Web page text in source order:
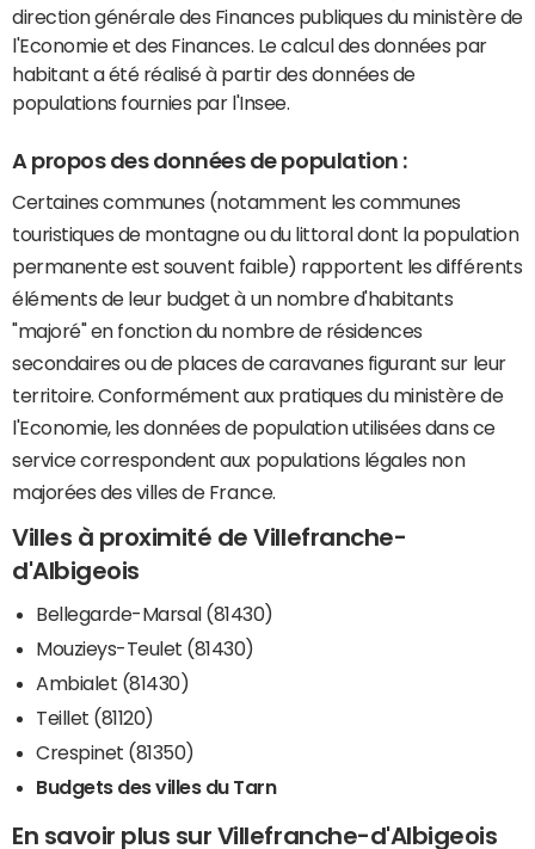
direction générale des Finances publiques du ministère de
l'Economie et des Finances. Le calcul des données par
habitant a été réalisé à partir des données de
populations fournies par l'Insee.
A propos des données de population :
Certaines communes (notamment les communes
touristiques de montagne ou du littoral dont la population
permanente est souvent faible) rapportent les différents
éléments de leur budget à un nombre d'habitants
"majoré" en fonction du nombre de résidences
secondaires ou de places de caravanes figurant sur leur
territoire. Conformément aux pratiques du ministère de
l'Economie, les données de population utilisées dans ce
service correspondent aux populations légales non
majorées des villes de France.
Villes à proximité de Villefranche-
d'Albigeois
Bellegarde-Marsal (81430)
Mouzieys-Teulet (81430)
Ambialet (81430)
Teillet (81120)
Crespinet (81350)
Budgets des villes du Tarn
En savoir plus sur Villefranche-d'Albigeois